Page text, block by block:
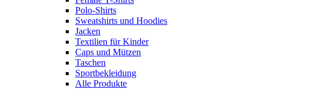
Polo-Shirts
Sweatshirts und Hoodies
Jacken
Textilien für Kinder
Caps und Mützen
Taschen
Sportbekleidung
Alle Produkte